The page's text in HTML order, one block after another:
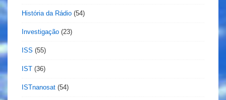
História da Rádio (54)
Investigação (23)
ISS (55)
IST (36)
ISTnanosat (54)